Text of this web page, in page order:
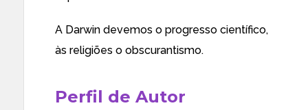
A Darwin devemos o progresso científico,
às religiões o obscurantismo.
Perfil de Autor